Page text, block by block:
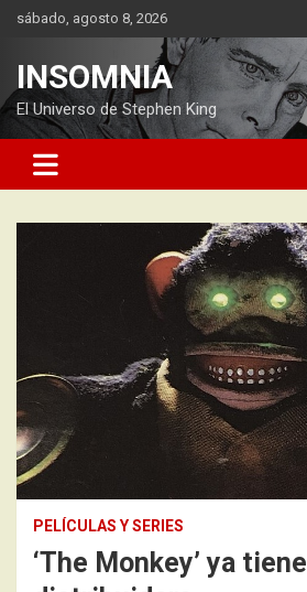
Saltarsábado, agosto 8, 2026
INSOMNIA
El Universo de Stephen King
PELÍCULAS Y SERIES
‘The Monkey’ ya tiene